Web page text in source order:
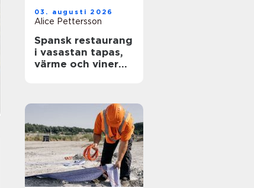
03. augusti 2026
Alice Pettersson
Spansk restaurang
i vasastan tapas,
värme och viner